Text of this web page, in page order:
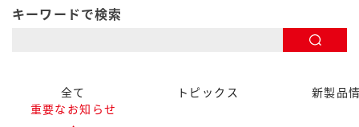
キーワードで検索
全て トピックス
新製品
重要なお知らせ